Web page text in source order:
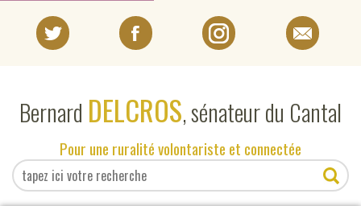
Bernard DELCROS, sénateur du Cantal
Pour une ruralité volontariste et connectée
EN DIRECT DU SÉNAT
EN DIRECT DU CANTAL